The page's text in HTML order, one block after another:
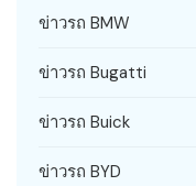
ข่าวรถ BMW
ข่าวรถ Bugatti
ข่าวรถ Buick
ข่าวรถ BYD